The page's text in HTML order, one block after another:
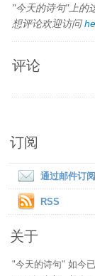
"今天的诗句"上的
想评论欢迎访问
评论
订阅
通过邮件订阅
RSS
关于
"今天的诗句" 如今